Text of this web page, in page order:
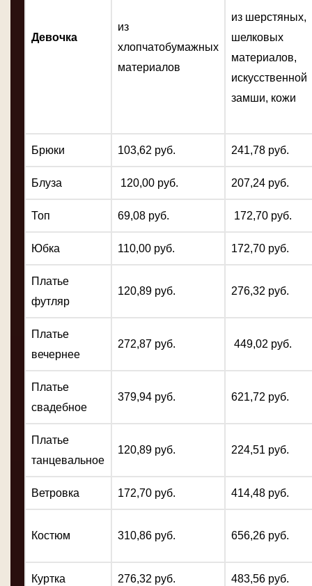
Девочка
из
хлопчатобумажных
материалов
из шерстяных,
шелковых
материалов,
искусственной
замши, кожи
Брюки 103,62 руб. 241,78 руб.
Блуза 120,00 руб. 207,24 руб.
Топ 69,08 руб. 172,70 руб.
Юбка 110,00 руб. 172,70 руб.
Платье
футляр
120,89 руб. 276,32 руб.
Платье
вечернее
272,87 руб. 449,02 руб.
Платье
свадебное
379,94 руб. 621,72 руб.
Платье
танцевальное
120,89 руб. 224,51 руб.
Ветровка 172,70 руб. 414,48 руб.
Костюм 310,86 руб. 656,26 руб.
Куртка 276,32 руб. 483,56 руб.